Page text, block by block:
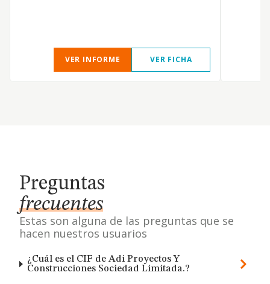
VER INFORME VER FICHA
Preguntas
frecuentes
Estas son alguna de las preguntas que se
hacen nuestros usuarios
¿Cuál es el CIF de Adi Proyectos Y
Construcciones Sociedad Limitada.?